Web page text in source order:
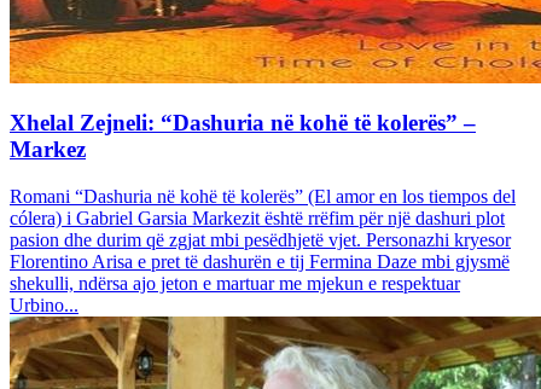
Xhelal Zejneli: “Dashuria në kohë të kolerës” –
Markez
Romani “Dashuria në kohë të kolerës” (El amor en los tiempos del
cólera) i Gabriel Garsia Markezit është rrëfim për një dashuri plot
pasion dhe durim që zgjat mbi pesëdhjetë vjet. Personazhi kryesor
Florentino Arisa e pret të dashurën e tij Fermina Daze mbi gjysmë
shekulli, ndërsa ajo jeton e martuar me mjekun e respektuar
Urbino...